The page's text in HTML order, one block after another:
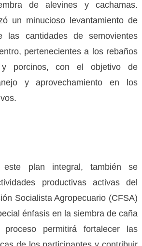
de alevines y cachamas.
un minucioso levantamiento de
las cantidades de semovientes
pertenecientes a los rebaños
y porcinos, con el objetivo de
y aprovechamiento en los
plan integral, también se
productivas activas del
Socialista Agropecuario (CFSA)
énfasis en la siembra de caña
permitirá fortalecer las